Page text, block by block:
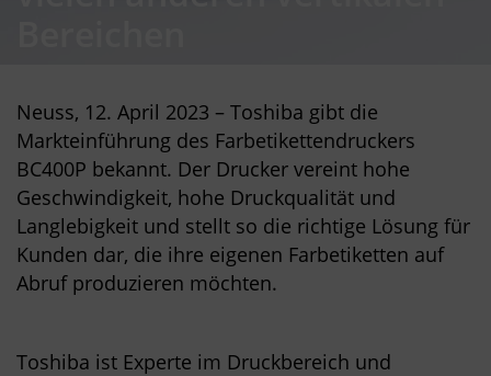
Neuss, 12. April 2023 – Toshiba gibt die
Markteinführung des Farbetikettendruckers
BC400P bekannt. Der Drucker vereint hohe
Geschwindigkeit, hohe Druckqualität und
Langlebigkeit und stellt so die richtige Lösung für
Kunden dar, die ihre eigenen Farbetiketten auf
Abruf produzieren möchten.
Toshiba ist Experte im Druckbereich und